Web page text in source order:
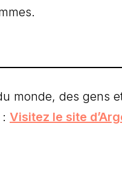
monde, des gens
Visitez le site